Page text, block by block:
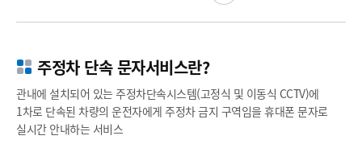
주정차 단속 문자서비스란?
관내에 설치되어 있는 주정차단속시스템(고정식 및 이동식 CCTV)에
1차로 단속된 차량의 운전자에게 주정차 금지 구역임을 휴대폰 문자로
실시간 안내하는 서비스